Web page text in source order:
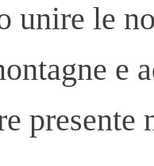
unire le
e
presente